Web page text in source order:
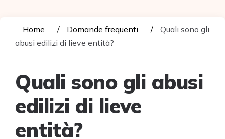
Home Domande frequenti
Quali sono gli
abusi edilizi di lieve entità?
Quali sono gli abusi
edilizi di lieve
entità?